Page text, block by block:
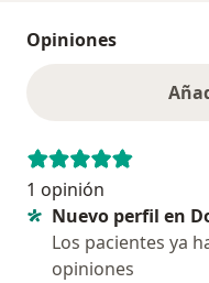
Opiniones
1 opinión
Nuevo perfil en
Los pacientes ya
opiniones